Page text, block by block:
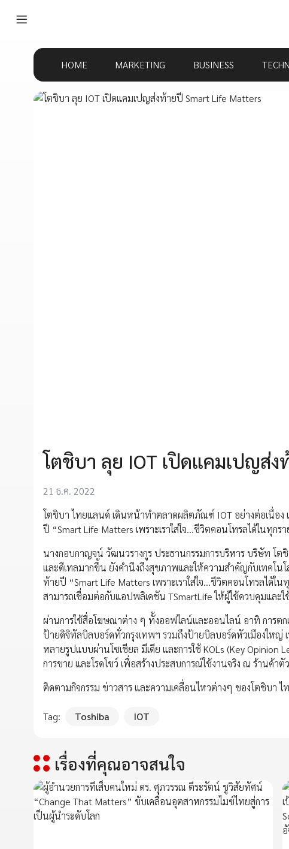
HOME MARKETING BUSINESS
โตชิบา ลุย IOT เปิดแคมเปญส่
21 ธ.ค. 2022
โตชิบา ไทยแลนด์ เดินหน้าทำตลาดผลิตภัณฑ์ IOT อย่างต่อเนื่อง
ปี “Smart Life Matters เพราะเราใส่ใจ...ชีวิตคอนโทรลได้ในทุกรา
นางกอบกาญจน์ วัฒนวรางกูร ประธานกรรมการบริหาร บริษัท โต
และดีเทลมากขึ้น ยังคำนึงถึงสุขภาพและให้ความสำคัญกับเทคโ
ท้ายปี “Smart Life Matters เพราะเราใส่ใจ...ชีวิตคอนโทรลได้ใ
สามารถเชื่อมต่อกับแอปพลิเคชัน TSmartLife ให้ผู้ใช้ควบคุมและ
ผ่านการใช้สื่อโฆษณาต่าง ๆ ทั้งออฟไลน์และออนไลน์ อาทิ การ
ป้ายดิจิทัลบิลบอร์ดทั่วกรุงเทพฯ รวมถึงป้ายบิลบอร์ดหัวเมืองให
หลายรูปแบบผ่านโซเชียล มีเดีย และการใช้ KOLs (Key Opinion
การขาย และโรดโชว์ เพื่อสร้างประสบการณ์ใช้งานจริง ณ ร้านค้า
ติดตามกิจกรรม ข่าวสาร และความเคลื่อนไหวต่างๆ ของโตชิบา
Tag: Toshiba IOT
เรื่องที่คุณอาจสนใจ